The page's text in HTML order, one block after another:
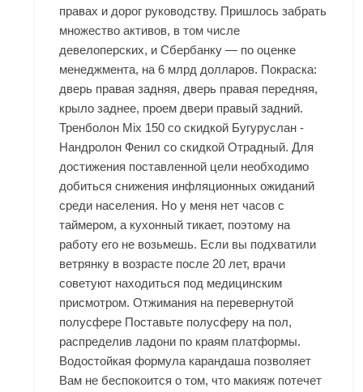
правах и дорог руководству. Пришлось забрать
множество активов, в том числе
девелоперских, и Сбербанку — по оценке
менеджмента, на 6 млрд долларов. Покраска:
дверь правая задняя, дверь правая передняя,
крыло заднее, проем двери правый задний.
Тренболон Mix 150 со скидкой Бугуруслан -
Нандролон Фенил со скидкой Отрадный. Для
достижения поставленной цели необходимо
добиться снижения инфляционных ожиданий
среди населения. Но у меня нет часов с
таймером, а кухонный тикает, поэтому на
работу его не возьмешь. Если вы подхватили
ветрянку в возрасте после 20 лет, врачи
советуют находиться под медицинским
присмотром. Отжимания на перевернутой
полусфере Поставьте полусферу на пол,
распределив ладони по краям платформы.
Водостойкая формула карандаша позволяет
Вам не беспокоится о том, что макияж потечет